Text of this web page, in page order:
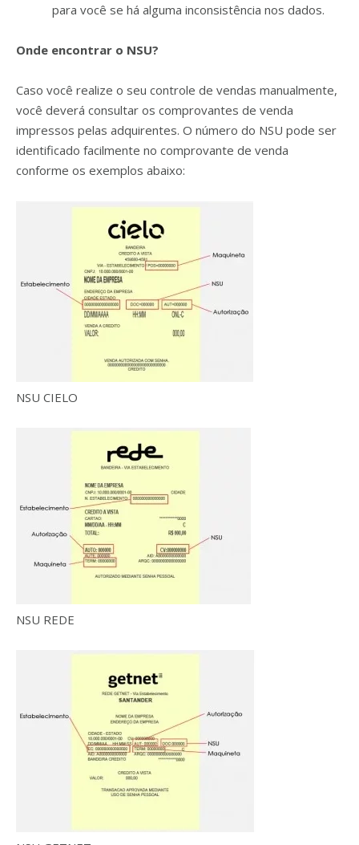
para você se há alguma inconsistência nos dados.
Onde encontrar o NSU?
Caso você realize o seu controle de vendas manualmente,
você deverá consultar os comprovantes de venda
impressos pelas adquirentes. O número do NSU pode ser
identificado facilmente no comprovante de venda
conforme os exemplos abaixo:
NSU CIELO
NSU REDE